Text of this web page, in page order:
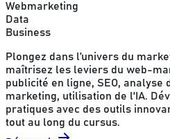
Webmarketing
Data
Business
Plongez dans l’univers du
maîtrisez les leviers du web-
publicité en ligne, SEO, analyse
marketing, utilisation de l'IA.
pratiques avec des outils
tout au long du cursus.